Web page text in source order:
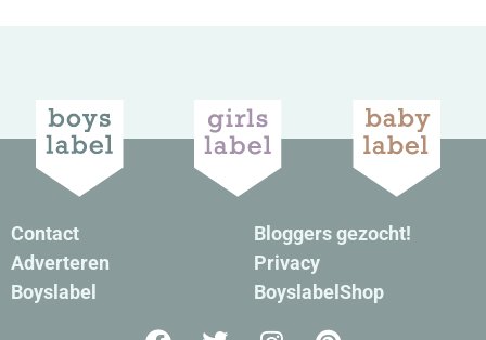
Contact
Adverteren
Boyslabel
Bloggers gezocht!
Privacy
BoyslabelShop